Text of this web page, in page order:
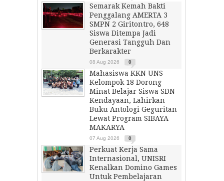
Semarak Kemah Bakti
Penggalang AMERTA 3
SMPN 2 Giritontro, 648
Siswa Ditempa Jadi
Generasi Tangguh Dan
Berkarakter
08 Aug 2026 0
Mahasiswa KKN UNS
Kelompok 18 Dorong
Minat Belajar Siswa SDN
Kendayaan, Lahirkan
Buku Antologi Geguritan
Lewat Program SIBAYA
MAKARYA
07 Aug 2026 0
Perkuat Kerja Sama
Internasional, UNISRI
Kenalkan Domino Games
Untuk Pembelajaran